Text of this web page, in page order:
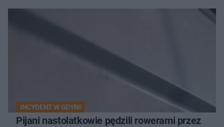
INCYDENT W GDYNI
Pijani nastolatkowie pędzili rowerami przez